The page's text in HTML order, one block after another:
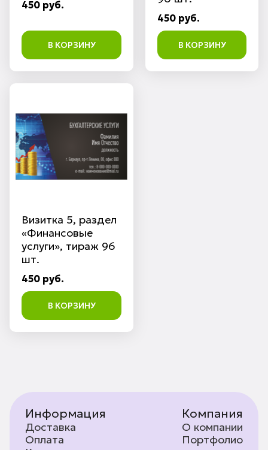
450 руб.
В КОРЗИНУ
450 руб.
В КОРЗИНУ
Визитка 5, раздел
«Финансовые
услуги», тираж 96
шт.
450 руб.
В КОРЗИНУ
Информация
Доставка
Оплата
Компания
О компании
Портфолио